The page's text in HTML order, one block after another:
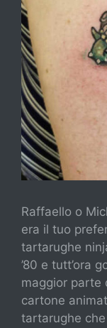
Raffaello o
era il tuo
tartarughe
’80 e tutt’ora
maggior parte
cartone
tartarughe